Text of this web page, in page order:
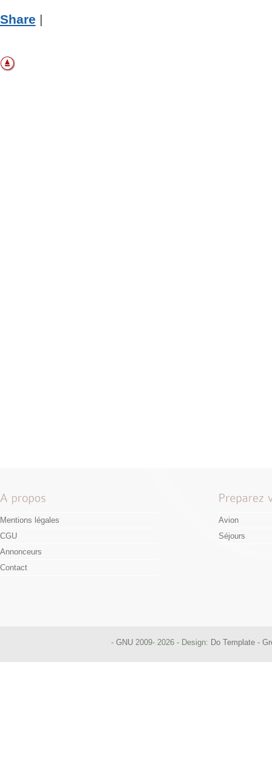
Share |
Mentions légales
CGU
Annonceurs
Contact
Avion
Séjours
- GNU 2009- 2026 - Design: Do Template -